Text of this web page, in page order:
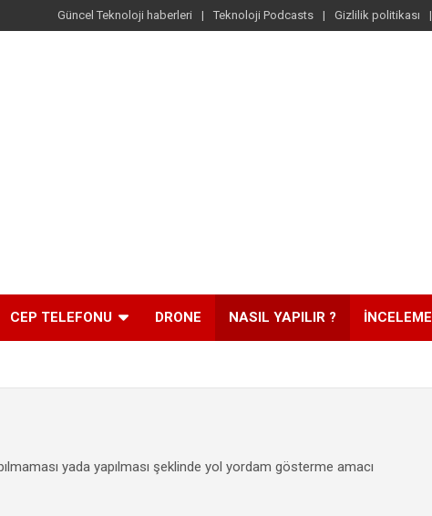
Güncel Teknoloji haberleri Teknoloji Podcasts Gizlilik politikası
CEP TELEFONU DRONE NASIL YAPILIR ? İNCELEME
yada yapılması şeklinde yol yordam gösterme amacı